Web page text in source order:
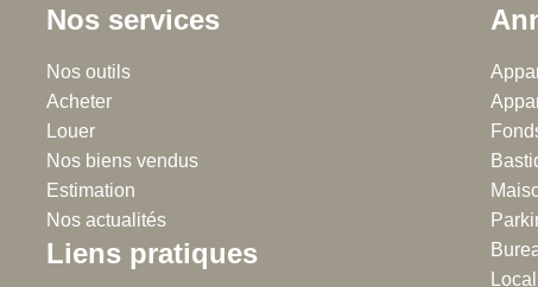
Chalton Dubanchet - Roanne
38 rue Emile Noirot
42300 Roanne
04.77.60.44.16
38
Nos services
Nos outils
Acheter
Louer
Nos biens vendus
Estimation
Nos actualités
Liens pratiques